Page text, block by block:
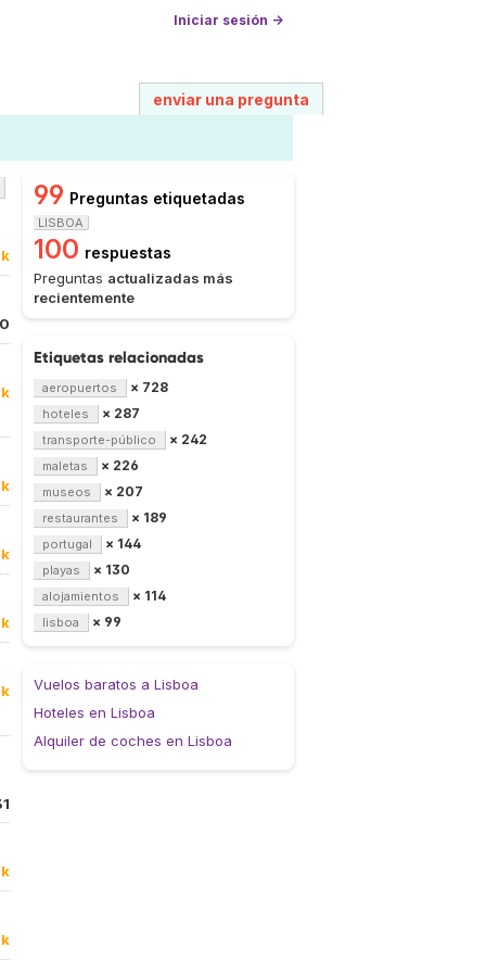
Iniciar sesión →
enviar una pregunta
99 Preguntas etiquetadas
LISBOA
100 respuestas
Preguntas actualizadas más
recientemente
Etiquetas relacionadas
aeropuertos × 728
hoteles × 287
transporte-público × 242
maletas × 226
museos × 207
restaurantes × 189
portugal × 144
playas × 130
alojamientos × 114
lisboa × 99
Vuelos baratos a Lisboa
Hoteles en Lisboa
Alquiler de coches en Lisboa